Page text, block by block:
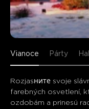
Vianoce Párty
Rozjasните svoje
farebných osvetlení,
ozdobám a prinesú